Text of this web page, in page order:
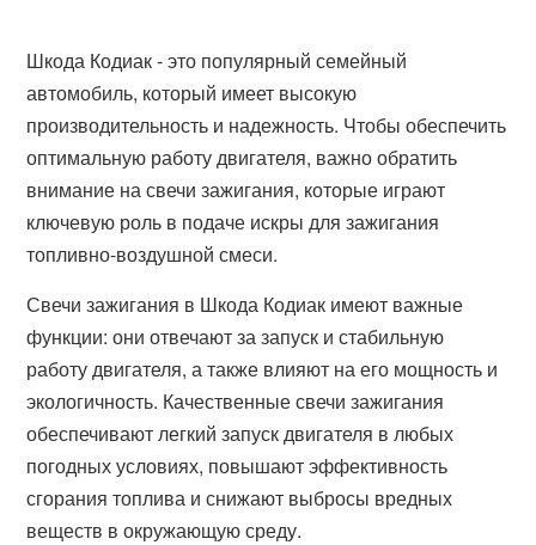
Шкода Кодиак - это популярный семейный
автомобиль, который имеет высокую
производительность и надежность. Чтобы обеспечить
оптимальную работу двигателя, важно обратить
внимание на свечи зажигания, которые играют
ключевую роль в подаче искры для зажигания
топливно-воздушной смеси.
Свечи зажигания в Шкода Кодиак имеют важные
функции: они отвечают за запуск и стабильную
работу двигателя, а также влияют на его мощность и
экологичность. Качественные свечи зажигания
обеспечивают легкий запуск двигателя в любых
погодных условиях, повышают эффективность
сгорания топлива и снижают выбросы вредных
веществ в окружающую среду.